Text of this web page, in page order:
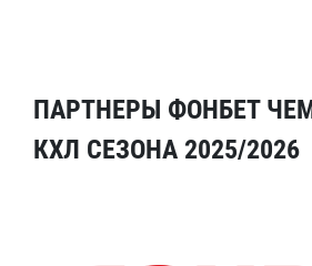
ПАРТНЕРЫ ФОНБЕТ
КХЛ СЕЗОНА 2025/2026